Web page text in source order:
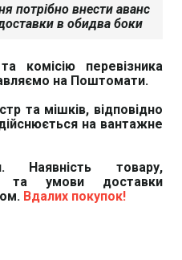
потрібно внести аванс
в обидва боки
комісію перевізника
на Поштомати.
та мішків, відповідно
на вантажне
Наявність товару,
та умови доставки
Вдалих покупок!